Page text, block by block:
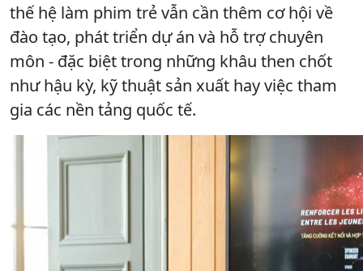
thế hệ làm phim trẻ vẫn cần thêm cơ hội về
đào tạo, phát triển dự án và hỗ trợ chuyên
môn - đặc biệt trong những khâu then chốt
như hậu kỳ, kỹ thuật sản xuất hay việc tham
gia các nền tảng quốc tế.